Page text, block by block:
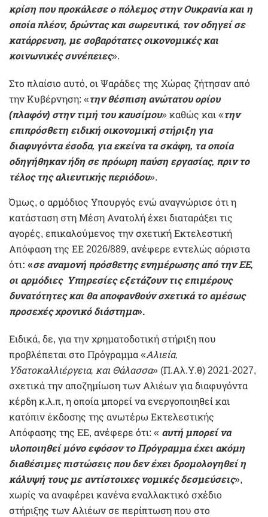
κρίση που προκάλεσε ο πόλεμος στην Ουκρανία και η
οποία πλέον, δρώντας και σωρευτικά, τον οδηγεί σε
κατάρρευση, με σοβαρότατες οικονομικές και
κοινωνικές συνέπειες».
Στο πλαίσιο αυτό, οι Ψαράδες της Χώρας ζήτησαν από
την Κυβέρνηση: «την θέσπιση ανώτατου ορίου
(πλαφόν) στην τιμή του καυσίμου» καθώς και «την
επιπρόσθετη ειδική οικονομική στήριξη για
διαφυγόντα έσοδα, για εκείνα τα σκάφη, τα οποία
οδηγήθηκαν ήδη σε πρόωρη παύση εργασίας, πριν το
τέλος της αλιευτικής περιόδου».
Όμως, ο αρμόδιος Υπουργός ενώ αναγνώρισε ότι η
κατάσταση στη Μέση Ανατολή έχει διαταράξει τις
αγορές, επικαλούμενος την σχετική Εκτελεστική
Απόφαση της ΕΕ 2026/889, ανέφερε εντελώς αόριστα
ότι: «σε αναμονή πρόσθετης ενημέρωσης από την ΕΕ,
οι αρμόδιες Υπηρεσίες εξετάζουν τις επιμέρους
δυνατότητες και θα αποφανθούν σχετικά το αμέσως
προσεχές χρονικό διάστημα».
Ειδικά, δε, για την χρηματοδοτική στήριξη που
προβλέπεται στο Πρόγραμμα «Αλιεία,
Υδατοκαλλιέργεια, και Θάλασσα» (Π.Αλ.Υ.θ) 2021-2027,
σχετικά την αποζημίωση των Αλιέων για διαφυγόντα
κέρδη κ.λ.π, η οποία μπορεί να ενεργοποιηθεί και
κατόπιν έκδοσης της ανωτέρω Εκτελεστικής
Απόφασης της ΕΕ, ανέφερε ότι: « αυτή μπορεί να
υλοποιηθεί μόνο εφόσον το Πρόγραμμα έχει ακόμη
διαθέσιμες πιστώσεις που δεν έχει δρομολογηθεί η
κάλυψή τους με αντίστοιχες νομικές δεσμεύσεις»,
χωρίς να αναφέρει κανένα εναλλακτικό σχέδιο
στήριξης των Αλιέων σε περίπτωση που στο